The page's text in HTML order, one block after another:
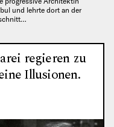
und lehrte dort an der
regieren zu
Illusionen.